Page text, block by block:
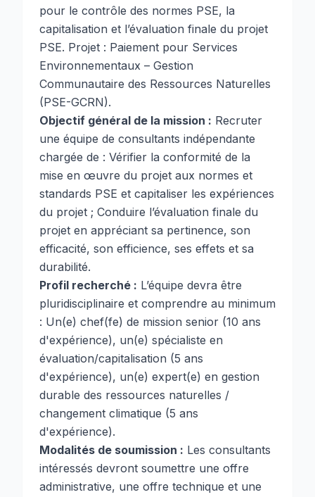
pour le contrôle des normes PSE, la
capitalisation et l’évaluation finale du projet
PSE. Projet : Paiement pour Services
Environnementaux – Gestion
Communautaire des Ressources Naturelles
(PSE-GCRN).
Objectif général de la mission : Recruter
une équipe de consultants indépendante
chargée de : Vérifier la conformité de la
mise en œuvre du projet aux normes et
standards PSE et capitaliser les expériences
du projet ; Conduire l’évaluation finale du
projet en appréciant sa pertinence, son
efficacité, son efficience, ses effets et sa
durabilité.
Profil recherché : L’équipe devra être
pluridisciplinaire et comprendre au minimum
: Un(e) chef(fe) de mission senior (10 ans
d'expérience), un(e) spécialiste en
évaluation/capitalisation (5 ans
d'expérience), un(e) expert(e) en gestion
durable des ressources naturelles /
changement climatique (5 ans
d'expérience).
Modalités de soumission : Les consultants
intéressés devront soumettre une offre
administrative, une offre technique et une